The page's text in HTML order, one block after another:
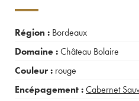
Région : Bordeaux
Domaine :Château Bolaire
Couleur : rouge
Encépagement :Cabernet